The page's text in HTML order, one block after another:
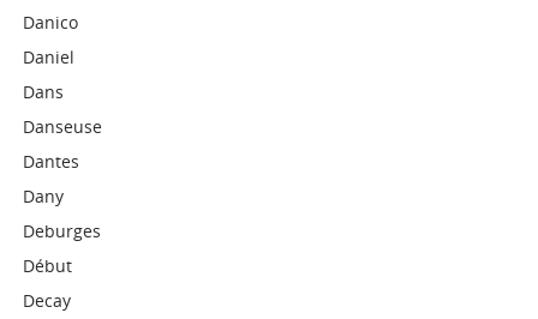
Danico
Daniel
Dans
Danseuse
Dantes
Dany
Deburges
Début
Decay